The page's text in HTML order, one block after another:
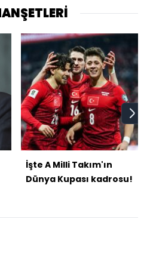
İşte A Milli Takım'ın
Dünya Kupası kadrosu!